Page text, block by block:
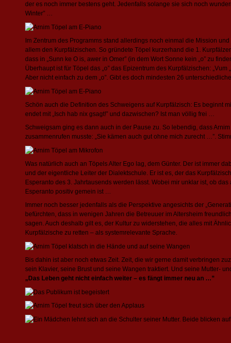
der es noch immer bestens geht. Jedenfalls solange sie sich noch
Winter” …
Im Zentrum des Programms stand allerdings noch einmal die Mission
allem den Kurpfälzischen. So gründete Töpel kurzerhand die 1.
dass in „Sunn ke O is, awer in Omer” (in dem Wort Sonne kein „o” zu
Überhaupt ist für Töpel das „o” das Epizentrum des Kurpfälzischen: „Vum
Aber nicht einfach zu dem „o”. Gibt es doch mindesten 26
Schön auch die Definition des Schweigens auf Kurpfälzisch: Es beginnt
endet mit „Isch hab nix gsagt!” und dazwischen? Ist man völlig frei …
Schweigsam ging es dann auch in der Pause zu. So lebendig, dass
zusammenrufen musste: „Sie kämen auch gut ohne mich zurecht …”.
Was natürlich auch an Töpels Alter Ego lag, dem Günter. Der ist immer
und der eigentliche Leiter der Dialektschule. Er ist es, der das
Esperanto des 3. Jahrtausends werden lässt. Wobei mir unklar ist, ob
Esperanto positiv gemein ist …
Immer noch besser jedenfalls als die Perspektive angesichts der
befürchten, dass in wenigen Jahren die Betreuuer im Altersheim
sagen. Auch deshalb gilt es, der Kultur zu widerstehen, die alles mit
Kurpfälzische zu retten – als systemrelevante Sprache.
Bis dahin ist aber noch etwas Zeit. Zeit, die wir gerne damit verbringen
sein Klavier, seine Brust und seine Wangen traktiert. Und seine Mutter-
„Das Leben geht nicht einfach weiter – es fängt immer neu an …”